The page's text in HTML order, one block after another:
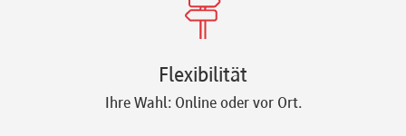
Flexibilität
Ihre Wahl: Online oder vor Ort.